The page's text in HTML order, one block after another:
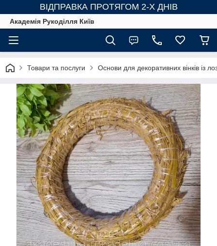
ВІДПРАВКА ПРОТЯГОМ 2-Х ДНІВ
Академія Рукоділля Київ
Товари та послуги Основи для декоративних вінків із